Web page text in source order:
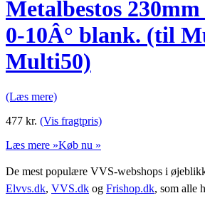
Metalbestos
0-10Â° blank. (til
Multi50)
(Læs mere)
477 kr. (Vis fragtpris)
Læs mere »Køb nu »
De mest populære VVS-webshops i
Elvvs.dk, VVS.dk og Frishop.dk, som alle